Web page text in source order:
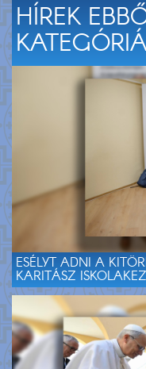
HÍREK
ESÉLYT ADNI A
KARITÁSZ